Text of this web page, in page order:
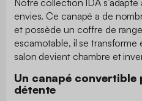
envies. Ce canapé a de
et possède un coffre de
escamotable, il se transforme
salon devient chambre et
Un canapé convertible
détente